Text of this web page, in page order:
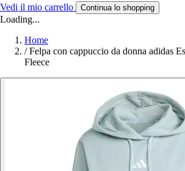
Vedi il mio carrello Continua lo shopping
Loading...
Home
/ Felpa con cappuccio da donna adidas
Fleece